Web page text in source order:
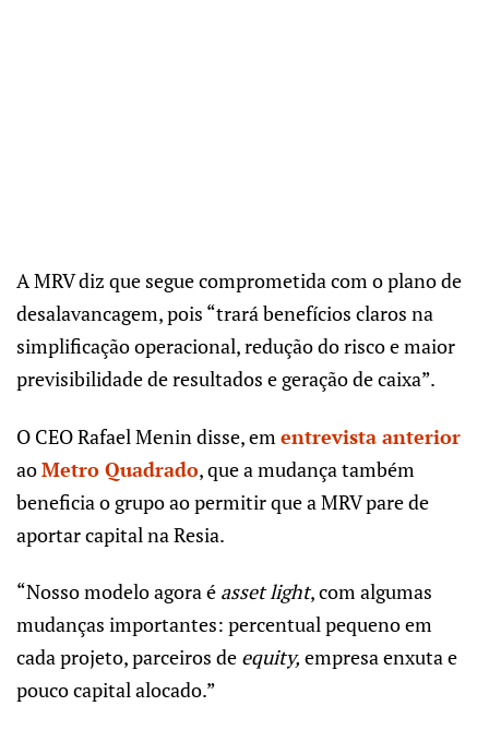
A MRV diz que segue comprometida com o plano de
desalavancagem, pois “trará benefícios claros na
simplificação operacional, redução do risco e maior
previsibilidade de resultados e geração de caixa”.
O CEO Rafael Menin disse, ementrevista anterior
aoMetro Quadrado, que a mudança também
beneficia o grupo ao permitir que a MRV pare de
aportar capital na Resia.
“Nosso modelo agora é asset light, com algumas
mudanças importantes: percentual pequeno em
cada projeto, parceiros de equity, empresa enxuta e
pouco capital alocado.”